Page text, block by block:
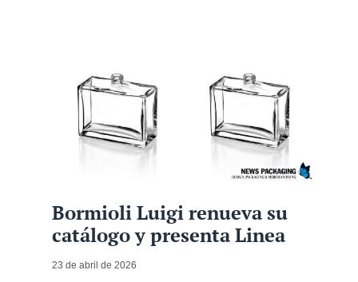
Bormioli Luigi renueva su
catálogo y presenta Linea
23 de abril de 2026